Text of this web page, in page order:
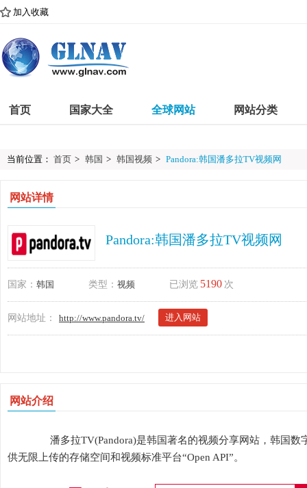
加入收藏
首页 国家大全 全球网站 网站分类
当前位置： 首页 > 韩国 > 韩国视频 > Pandora:韩国潘多拉TV视频网
网站详情
Pandora:韩国潘多拉TV视频网
国家： 韩国 类型： 视频 已浏览 5190 次
网站地址： http://www.pandora.tv/ 进入网站
网站介绍
潘多拉TV(Pandora)是韩国著名的视频分享网站，韩国数
供无限上传的存储空间和视频标准平台“Open API”。